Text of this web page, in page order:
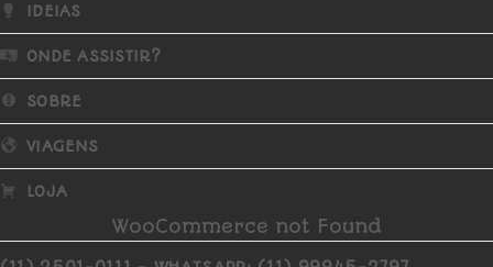
IDEIAS
ONDE ASSISTIR?
SOBRE
VIAGENS
LOJA
WooCommerce not Found